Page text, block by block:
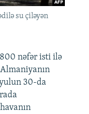
su çiləyən
nəfər isti ilə
30-da